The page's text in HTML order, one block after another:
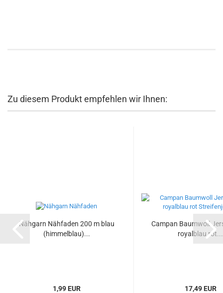
Zu diesem Produkt empfehlen wir Ihnen:
Nähgarn Nähfaden 200 m blau
(himmelblau)...
1,99 EUR
Campan Baumwoll
royalblau rot...
17,49 EUR